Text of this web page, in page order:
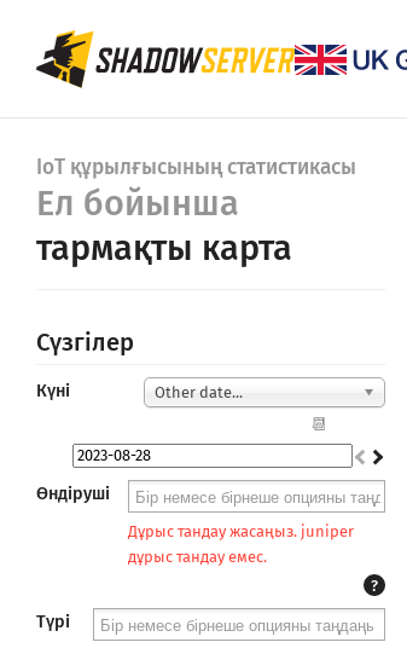
IoT құрылғысының статистикасы
Ел бойынша
тармақты карта
Сүзгілер
Күні Other date...
📆
Өндіруші
Дұрыс тандау жасаңыз. juniper
дұрыс тандау емес.
?
Түрі